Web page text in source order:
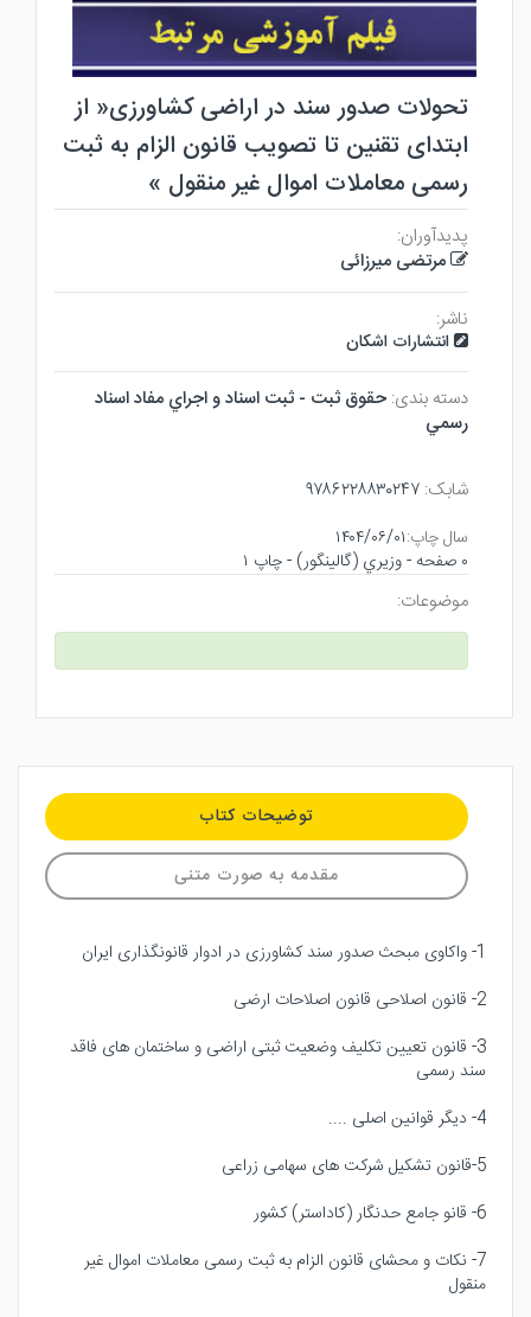
تحولات صدور سند در اراضی کشاورزی« از
ابتدای تقنین تا تصویب قانون الزام به ثبت
رسمی معاملات اموال غیر منقول »
پدیدآوران:
مرتضی میرزائی
ناشر:
انتشارات اشکان
دسته بندی: حقوق ثبت - ثبت اسناد و اجراي مفاد اسناد
رسمي
شابک: ۹۷۸۶۲۲۸۸۳۰۲۴۷
سال چاپ:۱۴۰۴/۰۶/۰۱
۰ صفحه - وزيري (گالينگور) - چاپ ۱
موضوعات:
توضیحات کتاب
مقدمه به صورت متنی
1- واکاوی مبحث صدور سند کشاورزی در ادوار قانونگذاری ایران
2- قانون اصلاحی قانون اصلاحات ارضی
3- قانون تعیین تکلیف وضعیت ثبتی اراضی و ساختمان های فاقد
سند رسمی
4- دیگر قوانین اصلی ....
5-قانون تشکیل شرکت های سهامی زراعی
6- قانو جامع حدنگار (کاداستر) کشور
7- نکات و محشای قانون الزام به ثبت رسمی معاملات اموال غیر
منقول